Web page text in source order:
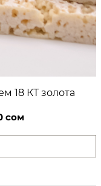
18 КТ золота
сомТекущая